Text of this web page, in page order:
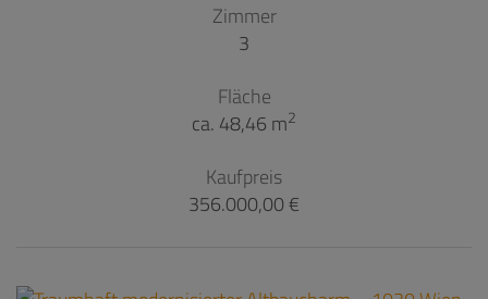
Zimmer
3
Fläche
ca. 48,46 m2
Kaufpreis
356.000,00 €